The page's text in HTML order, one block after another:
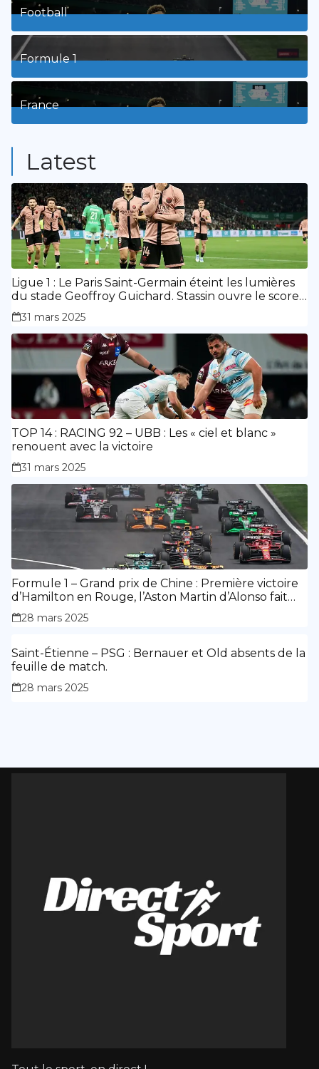
Football
8Posts
Formule 1
3Posts
France
Latest
Ligue 1 : Le Paris Saint-Germain éteint les lumières
du stade Geoffroy Guichard. Stassin ouvre le score,
doublé de Doué.
31 mars 2025
TOP 14 : RACING 92 – UBB : Les « ciel et blanc »
renouent avec la victoire
31 mars 2025
Formule 1 – Grand prix de Chine : Première victoire
d’Hamilton en Rouge, l’Aston Martin d’Alonso fait
des siennes.
28 mars 2025
Saint-Étienne – PSG : Bernauer et Old absents de la
feuille de match.
28 mars 2025